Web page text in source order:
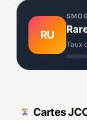
RU
Taux
Cartes